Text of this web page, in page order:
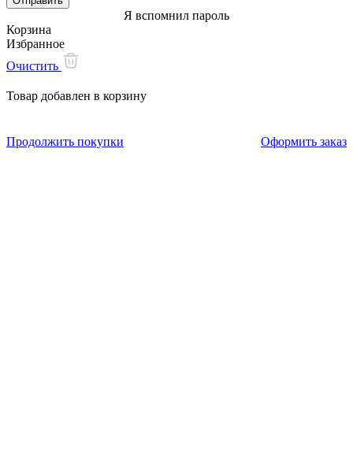
Я вспомнил пароль
Корзина
Избранное
Очистить
Товар добавлен в корзину
Продолжить покупки Оформить заказ